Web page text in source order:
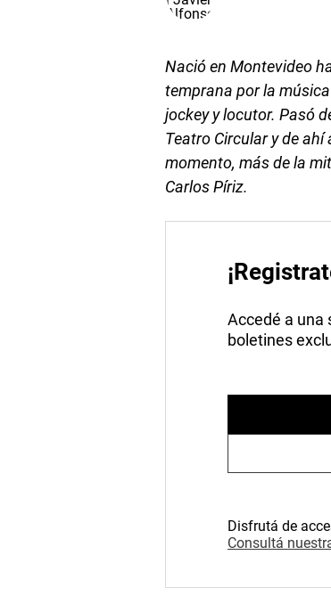
Nació en Montevideo
temprana por la
jockey y locutor. Pasó
Teatro Circular y de
momento, más de la
Carlos Píriz.
Accedé a una
boletines
Disfrutá de
Consultá